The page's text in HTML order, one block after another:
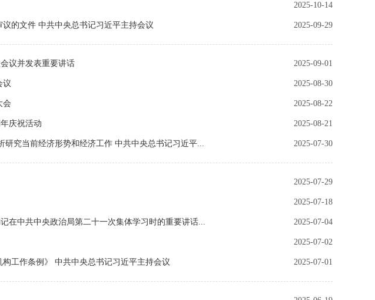
2025-10-14
2025-09-29
的文件 中共中央总书记习近平主持会议
2025-09-01
议并发表重要讲话
2025-08-30
议
2025-08-22
会
2025-08-21
庆祝活动
2025-07-30
究当前经济形势和经济工作 中共中央总书记习近平...
2025-07-29
2025-07-18
2025-07-04
中共中央政治局第二十一次集体学习时的重要讲话...
2025-07-02
2025-07-01
工作条例》 中共中央总书记习近平主持会议